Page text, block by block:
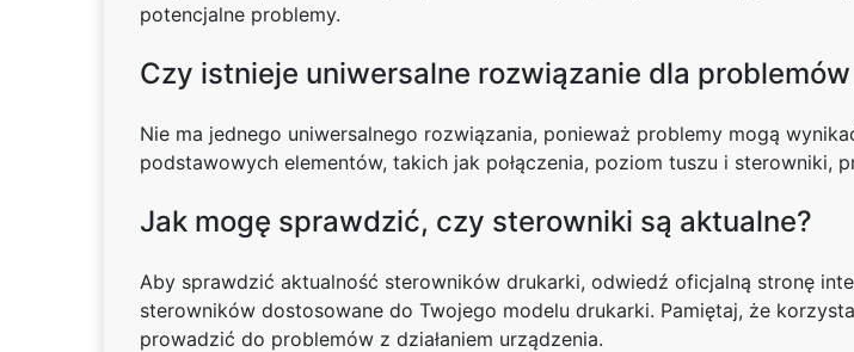
potencjalne problemy.
Czy istnieje uniwersalne rozwiązanie dla
Nie ma jednego uniwersalnego rozwiązania, ponieważ problemy mogą
podstawowych elementów, takich jak połączenia, poziom tuszu i sterowniki,
Jak mogę sprawdzić, czy sterowniki są aktualne?
Aby sprawdzić aktualność sterowników drukarki, odwiedź oficjalną stronę
sterowników dostosowane do Twojego modelu drukarki. Pamiętaj, że
prowadzić do problemów z działaniem urządzenia.